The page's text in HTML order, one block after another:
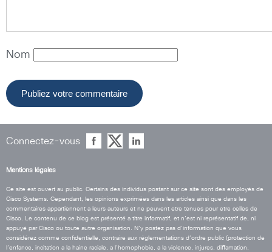
Nom
Connectez-vous
Mentions légales
Ce site est ouvert au public. Certains des individus postant sur ce site sont des employés de
Cisco Systems. Cependant, les opinions exprimées dans les articles ainsi que dans les
commentaires appartiennent a leurs auteurs et ne peuvent etre tenues pour etre celles de
Cisco. Le contenu de ce blog est présenté a titre informatif, et n’est ni représentatif de, ni
appuyé par Cisco ou toute autre organisation. N’y postez pas d’information que vous
considérez comme confidentielle, contraire aux réglementations d’ordre public (protection de
l’enfance, incitation a la haine raciale, a l’homophobie, a la violence, injures, diffamation,